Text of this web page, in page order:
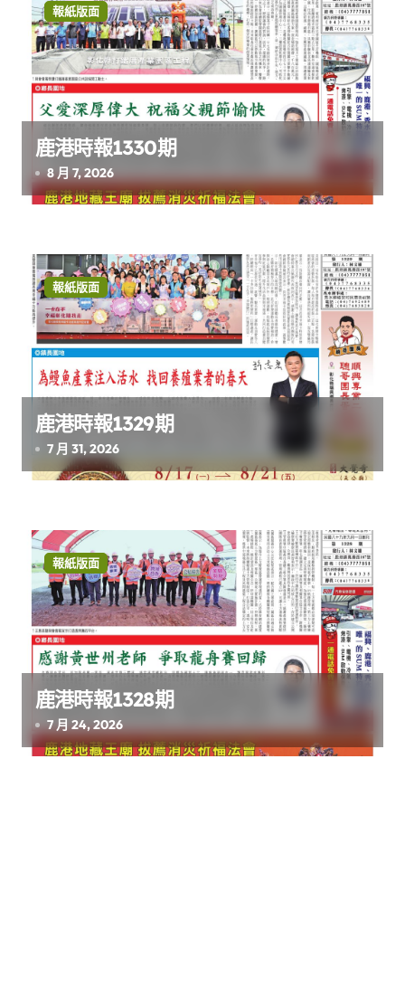
報紙版面
鹿港時報1330期
8 月 7, 2026
報紙版面
鹿港時報1329期
7 月 31, 2026
報紙版面
鹿港時報1328期
7 月 24, 2026